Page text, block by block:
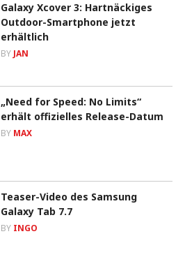
Galaxy Xcover 3: Hartnäckiges
Outdoor-Smartphone jetzt
erhältlich
BY JAN
„Need for Speed: No Limits“
erhält offizielles Release-Datum
BY MAX
Teaser-Video des Samsung
Galaxy Tab 7.7
BY INGO